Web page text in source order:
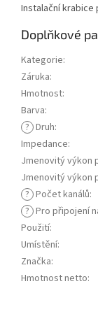
Instalační krabice
Doplňkové
Kategorie:
Záruka:
Hmotnost:
Barva:
? Druh:
Impedance:
Jmenovitý výkon
Jmenovitý výkon
? Počet kanálů:
? Pro připojení
Použití:
Umístění:
Značka:
Hmotnost netto: